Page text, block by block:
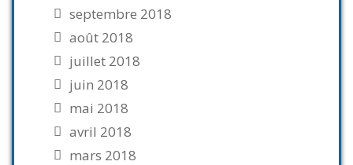
septembre 2018
août 2018
juillet 2018
juin 2018
mai 2018
avril 2018
mars 2018